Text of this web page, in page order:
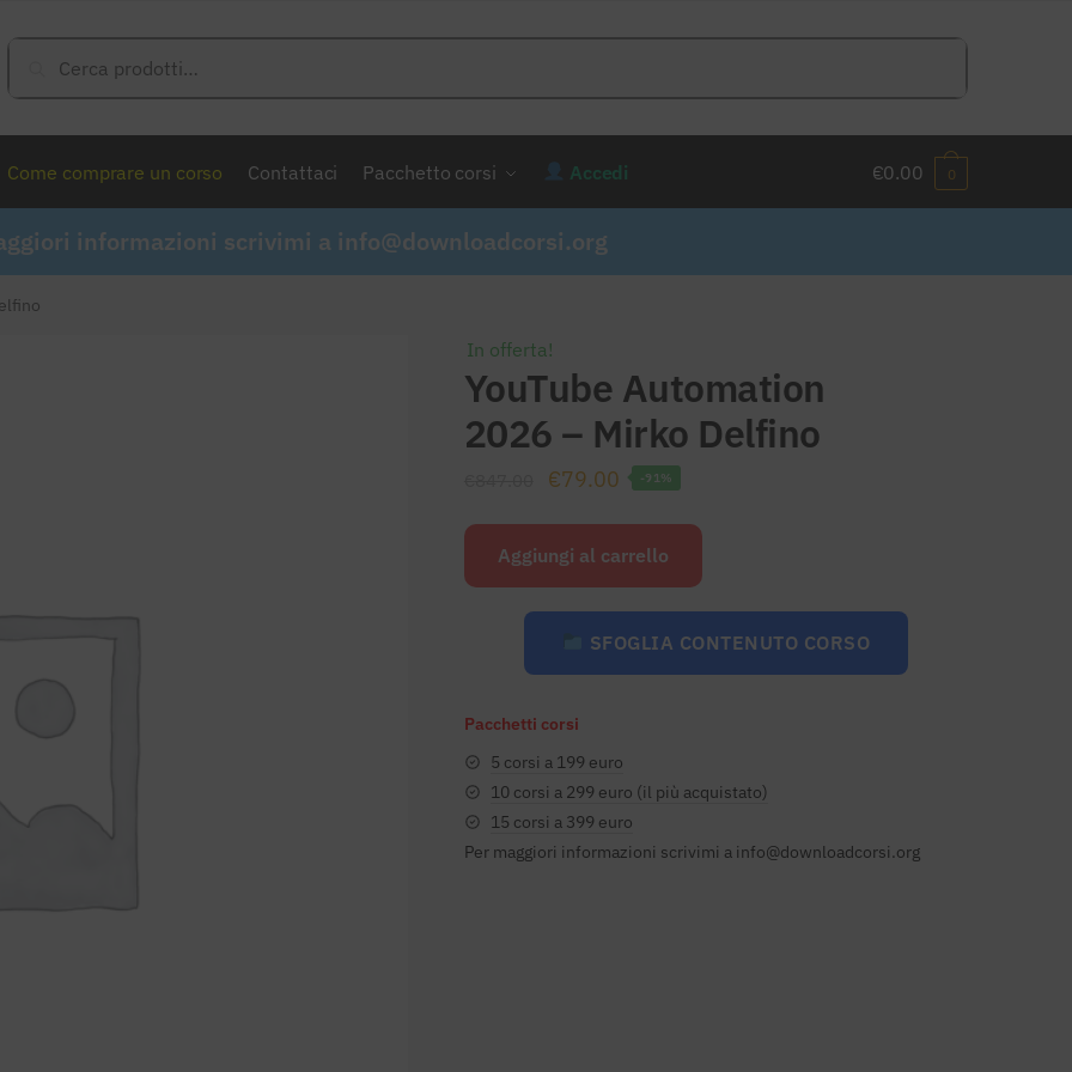
Cerca
Come comprare un corso Contattaci Pacchetto corsi Accedi €0.00 0
informazioni scrivimi a info@downloadcorsi.org
In offerta!
YouTube Automation
2026 – Mirko Delfino
Il
originale
era:
€847.00.
€79.00Il
attuale
è:
€79.00.
-91%
Aggiungi al carrello
SFOGLIA CONTENUTO CORSO
Pacchetti corsi
5 corsi a 199 euro
10 corsi a 299 euro (il più acquistato)
15 corsi a 399 euro
Per maggiori informazioni scrivimi a info@downloadcorsi.org